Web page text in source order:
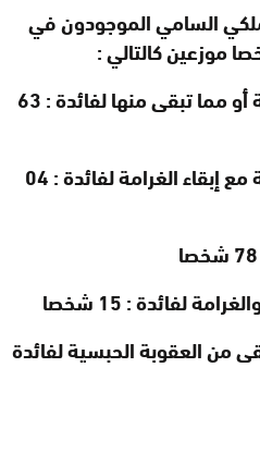
السامي الموجودون في
:
العفو من العقوبة الحبسية أو مما تبقى منها لفائدة : 63
العفو من العقوبة الحبسية مع إبقاء الغرامة لفائدة : 04
لفائدة : 15 شخصا
من العقوبة الحبسية لفائدة